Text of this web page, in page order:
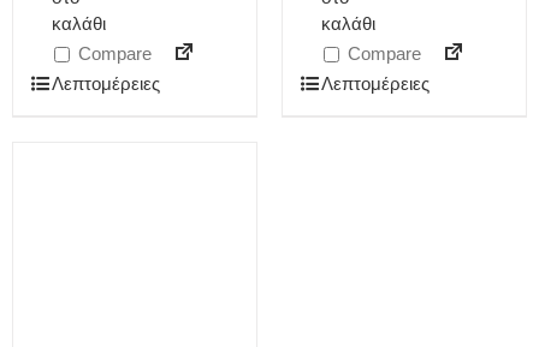
καλάθι
Compare
Λεπτομέρειες
καλάθι
Compare
Λεπτομέρειες